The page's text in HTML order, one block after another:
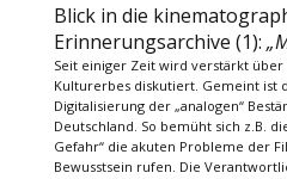
Blick in die
Erinnerungsarchive (1):
Seit einiger Zeit wird verstärkt
Kulturerbes diskutiert. Gemeint ist
Digitalisierung der „analogen“
Deutschland. So bemüht sich z.B.
Gefahr“ die akuten Probleme der
Bewusstsein rufen. Die